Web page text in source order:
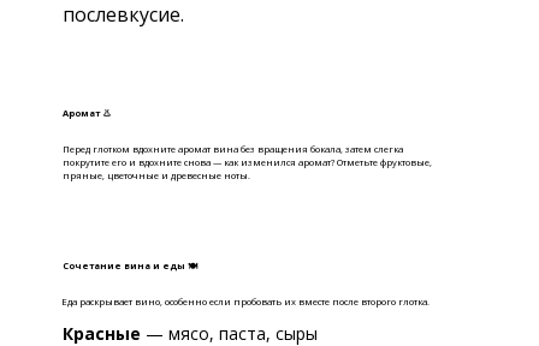
послевкусие.
Аромат 👃
Перед глотком вдохните аромат вина без вращения бокала, затем слегка
покрутите его и вдохните снова — как изменился аромат? Отметьте фруктовые,
пряные, цветочные и древесные ноты.
Сочетание вина и еды 🍽
Еда раскрывает вино, особенно если пробовать их вместе после второго глотка.
Красные — мясо, паста, сыры